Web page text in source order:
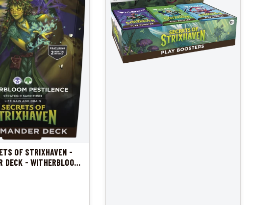
OF STRIXHAVEN -
DECK - WITHERBLOOM